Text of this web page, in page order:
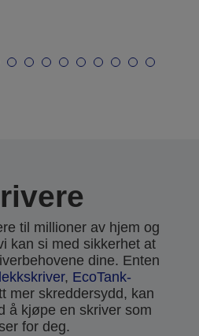
til millioner av hjem og
kan si med sikkerhet at
dine. Enten
, EcoTank-
mer skreddersydd, kan
å kjøpe en skriver som
for deg.